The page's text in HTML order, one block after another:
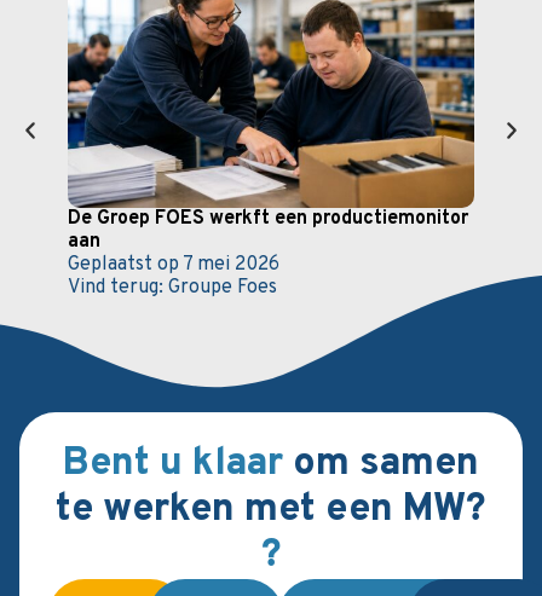
De Groep FOES werkft een productiemonitor
aan
Geplaatst op 7 mei 2026
Vind terug: Groupe Foes
Bent u klaar om samen
te werken met een MW?
?